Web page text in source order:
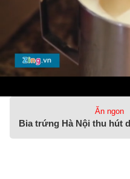
Ăn ngon
Bia trứng Hà Nội thu hút